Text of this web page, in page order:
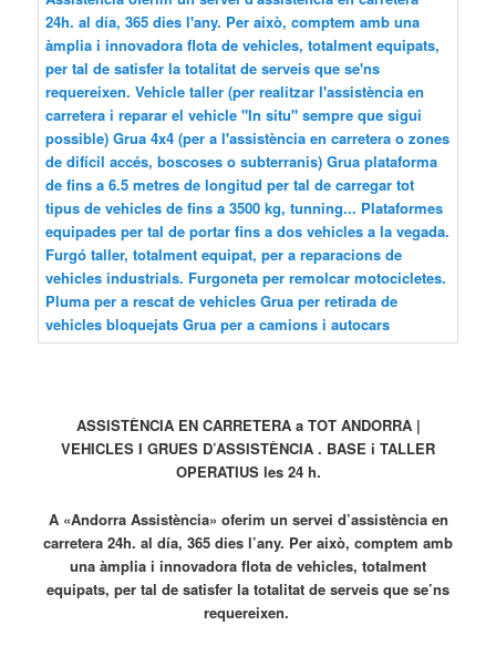
ASSISTÈNCIA EN CARRETERA a TOT ANDORRA |
VEHICLES I GRUES D’ASSISTÈNCIA . BASE i TALLER
OPERATIUS les 24 h.
A «Andorra Assistència» oferim un servei d’assistència en
carretera 24h. al día, 365 dies l’any. Per això, comptem amb
una àmplia i innovadora flota de vehicles, totalment
equipats, per tal de satisfer la totalitat de serveis que se’ns
requereixen.